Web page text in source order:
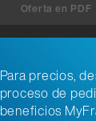
Oferta en PDF
Para precios,
proceso de